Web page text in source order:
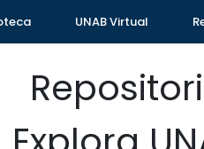
UNAB Virtual